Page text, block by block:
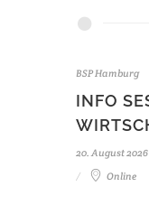
BSP Hamburg
INFO
20. August 2026
Online